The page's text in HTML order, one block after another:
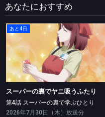
あなたにおすすめ
あと4日
スーパーの裏でヤニ吸うふたり
第4話 スーパーの裏で学ぶひとり
スーパーの裏でヤニ吸うふたり
第4話 スーパーの裏で学ぶひとり
2026年7月30日（木）放送分